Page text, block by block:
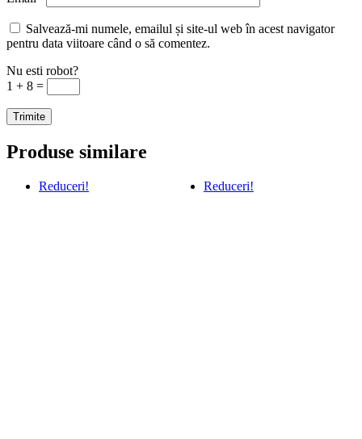
Salvează-mi numele, emailul și site-ul web în acest navigator
pentru data viitoare când o să comentez.
Nu esti robot?
1 + 8 =
Produse similare
Reduceri! Reduceri!